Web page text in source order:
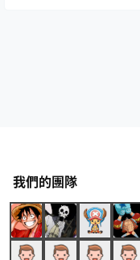
我們的團隊